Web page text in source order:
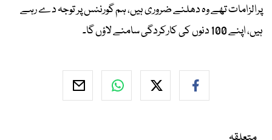
پرالزامات تھے وہ دھلنے ضروری ہیں، ہم گورننس پر توجہ دے رہے
ہیں، اپنے 100 دنوں کی کارکردگی سامنے لاؤں گا۔